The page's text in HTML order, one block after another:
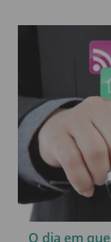
O dia em